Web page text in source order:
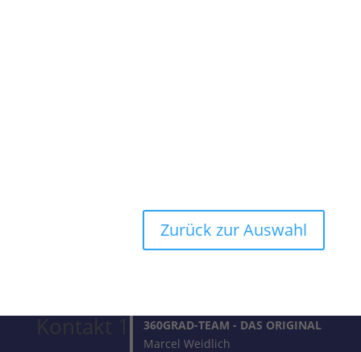
Zurück zur Auswahl
Kontakt 1 360GRAD-TEAM - DAS ORIGINAL
Marcel Weidlich